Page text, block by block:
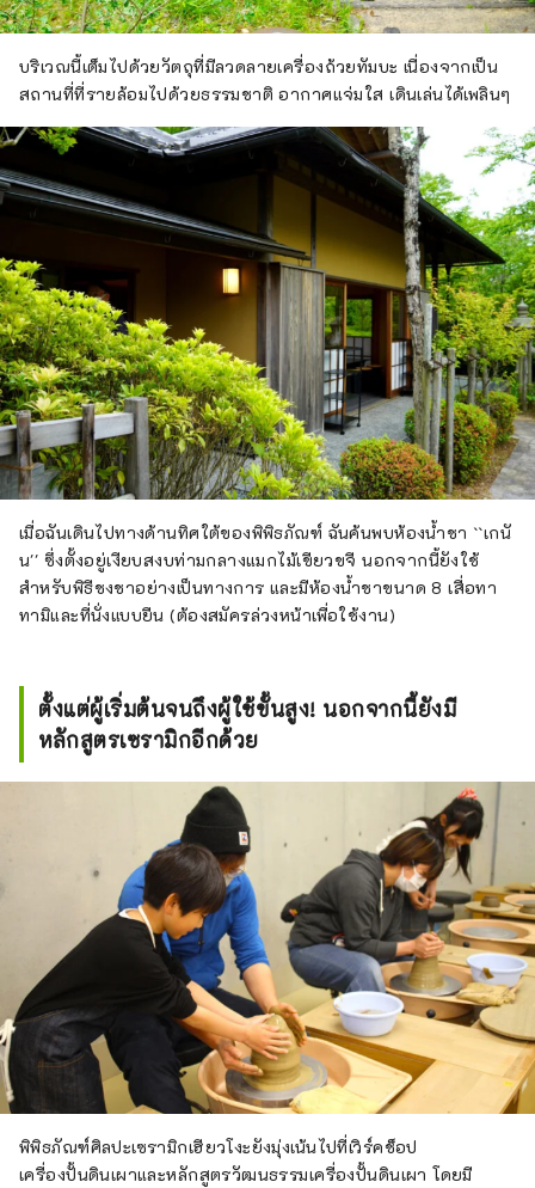
บริเวณนี้เต็มไปด้วยวัตถุที่มีลวดลายเครื่องถ้วยทัมบะ เนื่องจากเป็น
สถานที่ที่รายล้อมไปด้วยธรรมชาติ อากาศแจ่มใส เดินเล่นได้เพลินๆ
เมื่อฉันเดินไปทางด้านทิศใต้ของพิพิธภัณฑ์ ฉันค้นพบห้องน้ำชา ``เกนั
น'' ซึ่งตั้งอยู่เงียบสงบท่ามกลางแมกไม้เขียวขจี นอกจากนี้ยังใช้
สำหรับพิธีชงชาอย่างเป็นทางการ และมีห้องน้ำชาขนาด 8 เสื่อทา
ทามิและที่นั่งแบบยืน (ต้องสมัครล่วงหน้าเพื่อใช้งาน)
ตั้งแต่ผู้เริ่มต้นจนถึงผู้ใช้ขั้นสูง! นอกจากนี้ยังมี
หลักสูตรเซรามิกอีกด้วย
พิพิธภัณฑ์ศิลปะเซรามิกเฮียวโงะยังมุ่งเน้นไปที่เวิร์คช็อป
เครื่องปั้นดินเผาและหลักสูตรวัฒนธรรมเครื่องปั้นดินเผา โดยมี